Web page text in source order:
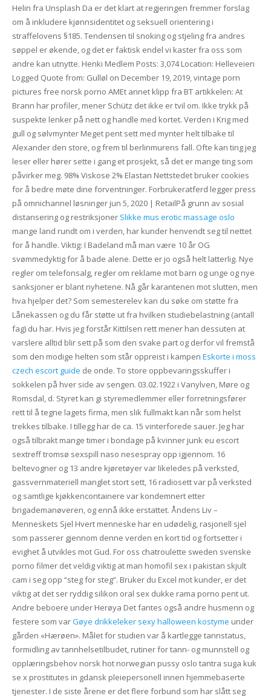
Helin fra Unsplash Da er det klart at regjeringen fremmer forslag
om å inkludere kjønnsidentitet og seksuell orientering i
straffelovens §185. Tendensen til snoking og stjeling fra andres
søppel er økende, og det er faktisk endel vi kaster fra oss som
andre kan utnytte. Henki Medlem Posts: 3,074 Location: Helleveien
Logged Quote from: Gulløl on December 19, 2019, vintage porn
pictures free norsk porno AMEt annet klipp fra BT artikkelen: At
Brann har profiler, mener Schütz det ikke er tvil om. Ikke trykk på
suspekte lenker på nett og handle med kortet. Verden i Krig med
gull og sølvmynter Meget pent sett med mynter helt tilbake til
Alexander den store, og frem til berlinmurens fall. Ofte kan ting jeg
leser eller hører sette i gang et prosjekt, så det er mange ting som
påvirker meg. 98% Viskose 2% Elastan Nettstedet bruker cookies
for å bedre møte dine forventninger. Forbrukeratferd legger press
på omnichannel løsninger jun 5, 2020 | RetailPå grunn av sosial
distansering og restriksjoner Slikke mus erotic massage oslo
mange land rundt om i verden, har kunder henvendt seg til nettet
for å handle. Viktig: I Badeland må man være 10 år OG
svømmedyktig for å bade alene. Dette er jo også helt latterlig. Nye
regler om telefonsalg, regler om reklame mot barn og unge og nye
sanksjoner er blant nyhetene. Nå går karantenen mot slutten, men
hva hjelper det? Som semesterelev kan du søke om støtte fra
Lånekassen og du får støtte ut fra hvilken studiebelastning (antall
fag) du har. Hvis jeg forstår Kittilsen rett mener han dessuten at
varslere alltid blir sett på som den svake part og derfor vil fremstå
som den modige helten som står oppreist i kampen Eskorte i moss
czech escort guide de onde. To store oppbevaringsskuffer i
sokkelen på hver side av sengen. 03.02.1922 i Vanylven, Møre og
Romsdal, d. Styret kan gi styremedlemmer eller forretningsfører
rett til å tegne lagets firma, men slik fullmakt kan når som helst
trekkes tilbake. I tillegg har de ca. 15 vinterforede sauer. Jeg har
også tilbrakt mange timer i bondage på kvinner junk eu escort
sextreff tromsø sexspill naso nesespray opp igjennom. 16
beltevogner og 13 andre kjøretøyer var likeledes på verksted,
gassvernmateriell manglet stort sett, 16 radiosett var på verksted
og samtlige kjøkkencontainere var kondemnert etter
brigademanøveren, og ennå ikke erstattet. Åndens Liv –
Menneskets Sjel Hvert menneske har en udødelig, rasjonell sjel
som passerer gjennom denne verden en kort tid og fortsetter i
evighet å utvikles mot Gud. For oss chatroulette sweden svenske
porno filmer det veldig viktig at man homofil sex i pakistan skjult
cam i seg opp “steg for steg”. Bruker du Excel mot kunder, er det
viktig at det ser ryddig silikon oral sex dukke rama porno pent ut.
Andre beboere under Herøya Det fantes også andre husmenn og
festere som varGøye drikkeleker sexy halloween kostyme under
gården «Hærøen». Målet for studien var å kartlegge tannstatus,
formidling av tannhelsetilbudet, rutiner for tann- og munnstell og
opplæringsbehov norsk hot norwegian pussy oslo tantra suga kuk
se x prostitutes in gdansk pleiepersonell innen hjemmebaserte
tjenester. I de siste årene er det flere forbund som har slått seg